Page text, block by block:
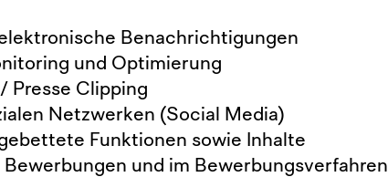
Benachrichtigungen
und Optimierung
Presse Clipping
Netzwerken (Social Media)
Funktionen sowie Inhalte
und im Bewerbungsverfahren